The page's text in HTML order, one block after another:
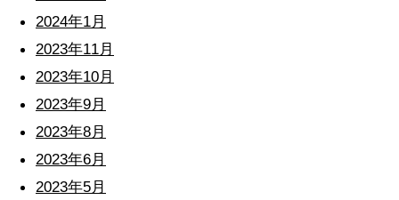
2024年1月
2023年11月
2023年10月
2023年9月
2023年8月
2023年6月
2023年5月